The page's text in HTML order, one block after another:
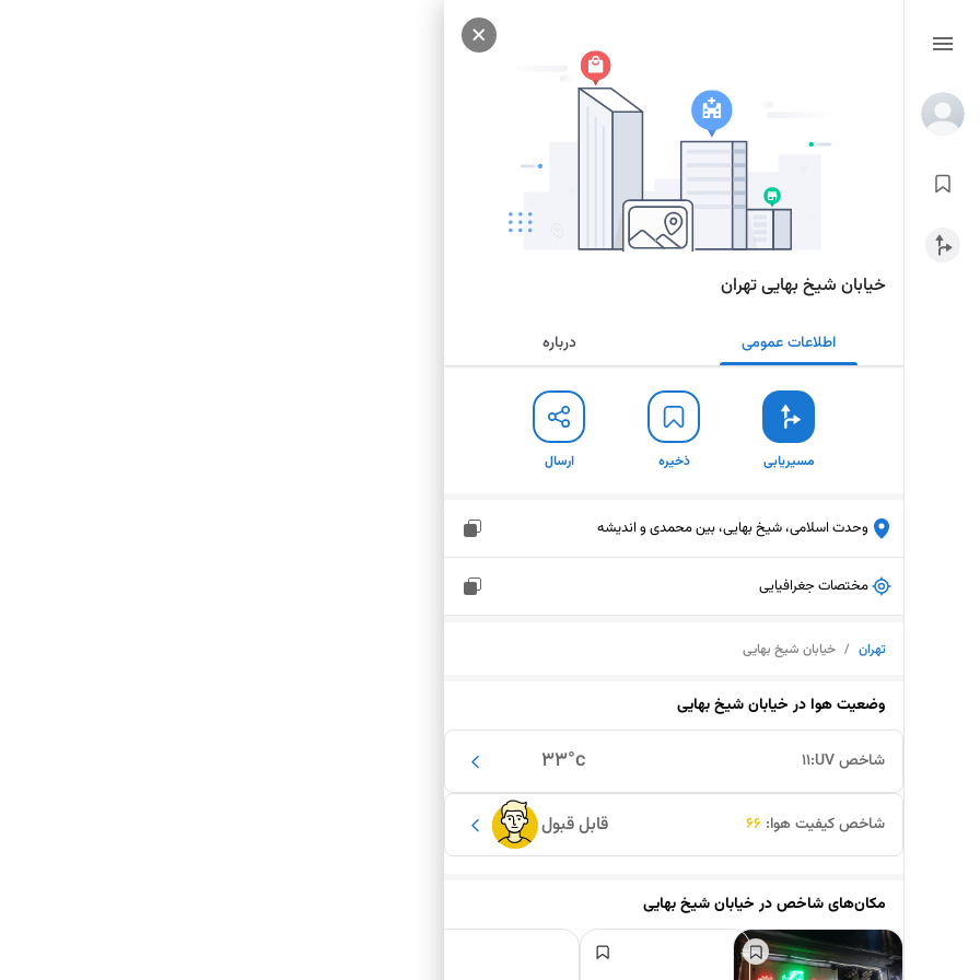
خیابان شیخ بهایی تهران
اطلاعات عمومی درباره
مسیریابی ذخیره ارسال
وحدت اسلامی، شیخ بهایی، بین محمدی و اندیشه
مختصات جغرافیایی
تهران / خیابان شیخ بهایی
وضعیت هوا درخیابان شیخ بهایی
33°c شاخص UV: 11
قابل قبول شاخص کیفیت هوا: 66
مکان‌های شاخص درخیابان شیخ بهایی